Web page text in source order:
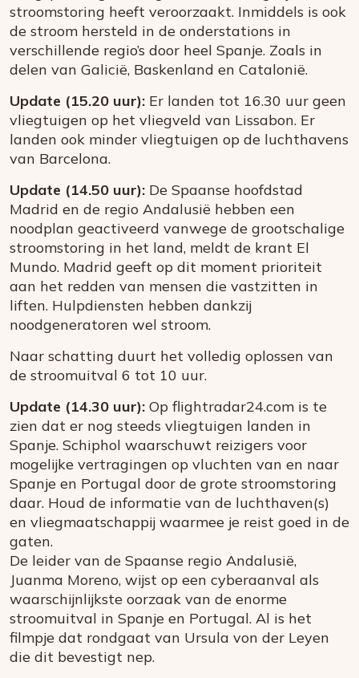
stroomstoring heeft veroorzaakt. Inmiddels is ook
de stroom hersteld in de onderstations in
verschillende regio’s door heel Spanje. Zoals in
delen van Galicië, Baskenland en Catalonië.
Update (15.20 uur): Er landen tot 16.30 uur geen
vliegtuigen op het vliegveld van Lissabon. Er
landen ook minder vliegtuigen op de luchthavens
van Barcelona.
Update (14.50 uur): De Spaanse hoofdstad
Madrid en de regio Andalusië hebben een
noodplan geactiveerd vanwege de grootschalige
stroomstoring in het land, meldt de krant El
Mundo. Madrid geeft op dit moment prioriteit
aan het redden van mensen die vastzitten in
liften. Hulpdiensten hebben dankzij
noodgeneratoren wel stroom.
Naar schatting duurt het volledig oplossen van
de stroomuitval 6 tot 10 uur.
Update (14.30 uur): Op flightradar24.com is te
zien dat er nog steeds vliegtuigen landen in
Spanje. Schiphol waarschuwt reizigers voor
mogelijke vertragingen op vluchten van en naar
Spanje en Portugal door de grote stroomstoring
daar. Houd de informatie van de luchthaven(s)
en vliegmaatschappij waarmee je reist goed in de
gaten.
De leider van de Spaanse regio Andalusië,
Juanma Moreno, wijst op een cyberaanval als
waarschijnlijkste oorzaak van de enorme
stroomuitval in Spanje en Portugal. Al is het
filmpje dat rondgaat van Ursula von der Leyen
die dit bevestigt nep.